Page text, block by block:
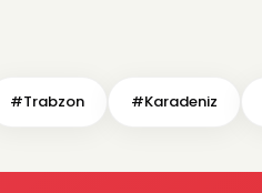
#Trabzon #Karadeniz